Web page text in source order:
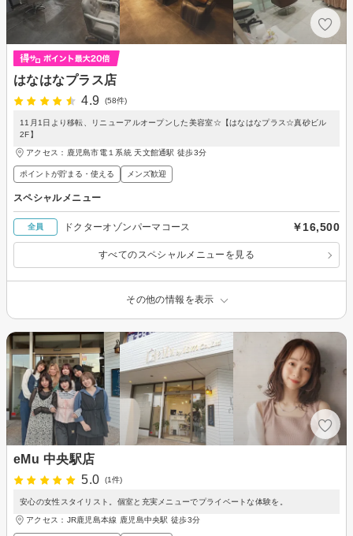
はなはなプラス店
4.9
(58件)
11月1日より移転、リニューアルオープンした美容室☆【はなはなプラス☆真砂ビル
2F】
アクセス：鹿児島市電１系統 天文館通駅 徒歩3分
ポイントが貯まる・使える メンズ歓迎
スペシャルメニュー
全員 ドクターオゾンパーマコース ￥16,500
すべてのスペシャルメニューを見る
その他の情報を表示
eMu 中央駅店
5.0
(1件)
安心の女性スタイリスト。個室と充実メニューでプライベートな体験を。
アクセス：JR鹿児島本線 鹿児島中央駅 徒歩3分